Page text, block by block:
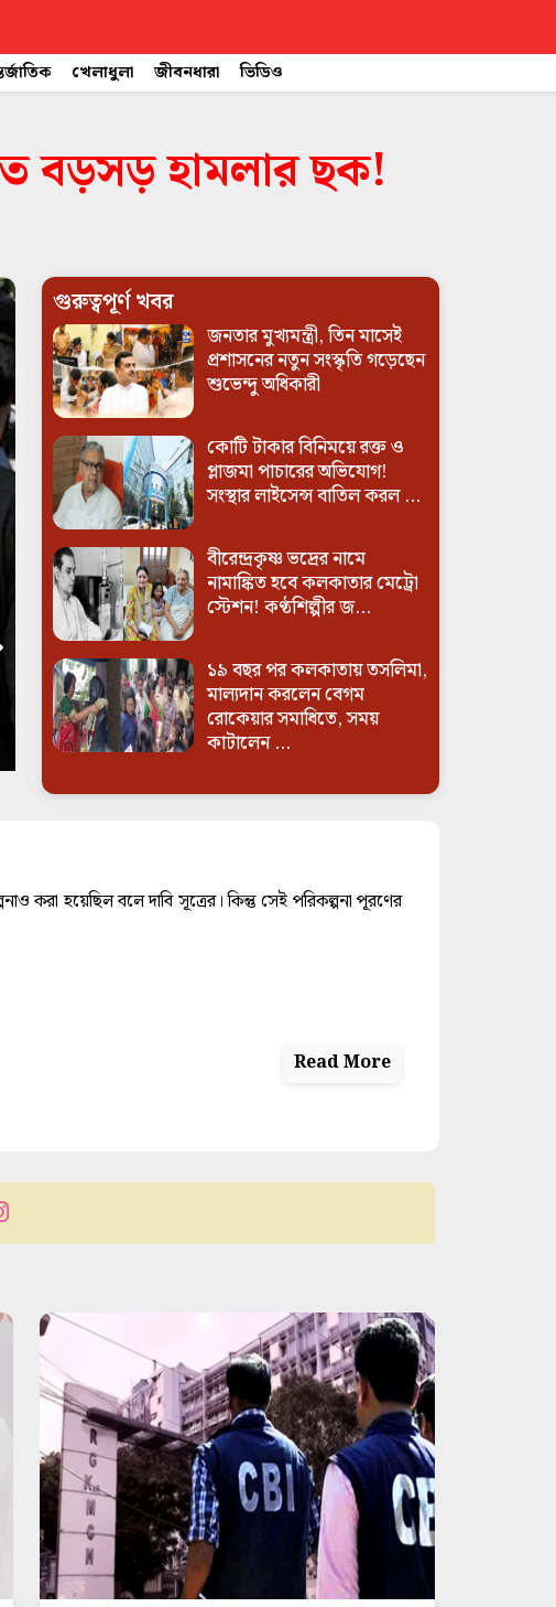
খেলাধুলা জীবনধারা ভিডিও
বড়সড় হামলার ছক!
গুরুত্বপূর্ণ খবর
জনতার মুখ্যমন্ত্রী, তিন মাসেই
প্রশাসনের নতুন সংস্কৃতি গড়েছেন
শুভেন্দু অধিকারী
কোটি টাকার বিনিময়ে রক্ত ও
প্লাজমা পাচারের অভিযোগ!
সংস্থার লাইসেন্স বাতিল করল ...
বীরেন্দ্রকৃষ্ণ ভদ্রের নামে
নামাঙ্কিত হবে কলকাতার মেট্রো
স্টেশন! কণ্ঠশিল্পীর জ...
১৯ বছর পর কলকাতায় তসলিমা,
মাল্যদান করলেন বেগম
রোকেয়ার সমাধিতে, সময়
কাটালেন ...
করা হয়েছিল বলে দাবি সূত্রের। কিন্তু সেই পরিকল্পনা পূরণের
Read More